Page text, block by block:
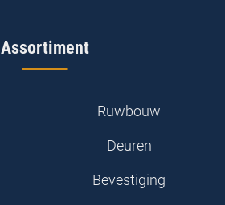
Assortiment
Ruwbouw
Deuren
Bevestiging